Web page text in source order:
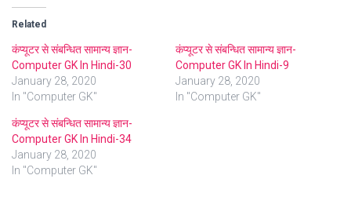
Related
कंप्यूटर से संबन्धित सामान्य ज्ञान-
Computer GK In Hindi-30
January 28, 2020
In "Computer GK"
कंप्यूटर से संबन्धित सामान्य ज्ञान-
Computer GK In Hindi-9
January 28, 2020
In "Computer GK"
कंप्यूटर से संबन्धित सामान्य ज्ञान-
Computer GK In Hindi-34
January 28, 2020
In "Computer GK"